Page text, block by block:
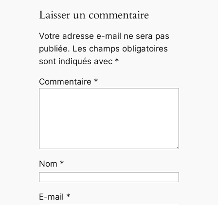
Laisser un commentaire
Votre adresse e-mail ne sera pas
publiée. Les champs obligatoires
sont indiqués avec *
Commentaire *
Nom *
E-mail *